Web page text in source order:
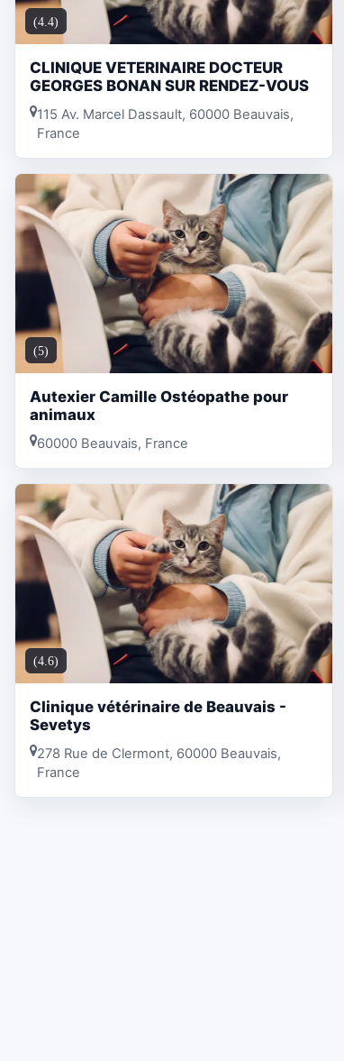
(4.4)
CLINIQUE VETERINAIRE DOCTEUR
GEORGES BONAN SUR RENDEZ-VOUS
115 Av. Marcel Dassault, 60000 Beauvais,
France
(5)
Autexier Camille Ostéopathe pour
animaux
60000 Beauvais, France
(4.6)
Clinique vétérinaire de Beauvais -
Sevetys
278 Rue de Clermont, 60000 Beauvais,
France